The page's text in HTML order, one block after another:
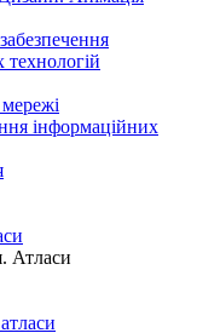
інформаційних
Атласи